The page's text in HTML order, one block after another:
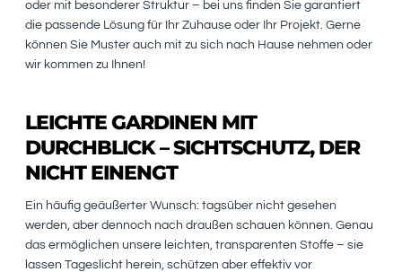
oder mit besonderer Struktur – bei uns finden Sie garantiert
die passende Lösung für Ihr Zuhause oder Ihr Projekt. Gerne
können Sie Muster auch mit zu sich nach Hause nehmen oder
wir kommen zu Ihnen!
LEICHTE GARDINEN MIT
DURCHBLICK – SICHTSCHUTZ, DER
NICHT EINENGT
Ein häufig geäußerter Wunsch: tagsüber nicht gesehen
werden, aber dennoch nach draußen schauen können. Genau
das ermöglichen unsere leichten, transparenten Stoffe – sie
lassen Tageslicht herein, schützen aber effektiv vor